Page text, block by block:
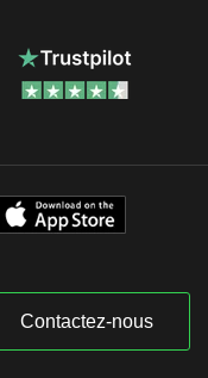
Contactez-nous